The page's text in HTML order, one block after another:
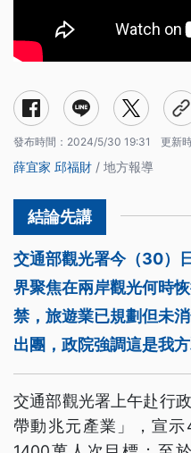
發布時間： 2024/5/30 19:31 更新
薛宜家 邱福財 / 地方報導
交通部觀光署今（30）
界聚焦在兩岸觀光何時
禁，旅遊業已規劃但未
出團，政院強調這是我
交通部觀光署上午赴行
帶動兆元產業」，宣